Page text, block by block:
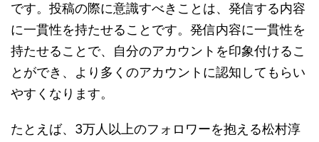
です。投稿の際に意識すべきことは、発信する内容
に一貫性を持たせることです。発信内容に一貫性を
持たせることで、自分のアカウントを印象付けるこ
とができ、より多くのアカウントに認知してもらい
やすくなります。
たとえば、3万人以上のフォロワーを抱える松村淳